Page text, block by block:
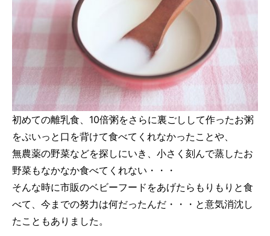
初めての離乳食、10倍粥をさらに裏ごしして作ったお粥
をぷいっと口を背けて食べてくれなかったことや、
無農薬の野菜などを探しにいき、小さく刻んで蒸したお
野菜もなかなか食べてくれない・・・
そんな時に市販のベビーフードをあげたらもりもりと食
べて、今までの努力は何だったんだ・・・と意気消沈し
たこともありました。